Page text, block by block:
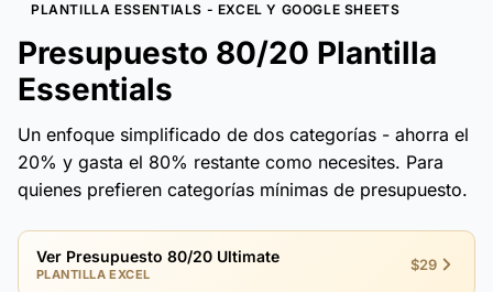
PLANTILLA ESSENTIALS - EXCEL Y GOOGLE SHEETS
Presupuesto 80/20 Plantilla
Essentials
Un enfoque simplificado de dos categorías - ahorra el
20% y gasta el 80% restante como necesites. Para
quienes prefieren categorías mínimas de presupuesto.
Ver Presupuesto 80/20 Ultimate
PLANTILLA EXCEL
$29